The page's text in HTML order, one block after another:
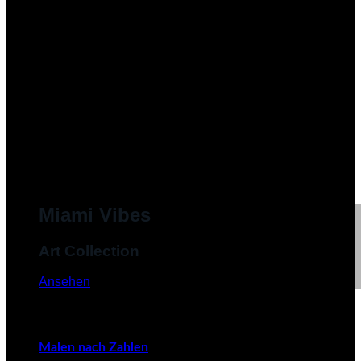
Miami Vibes
Art Collection
Ansehen
Malen nach Zahlen